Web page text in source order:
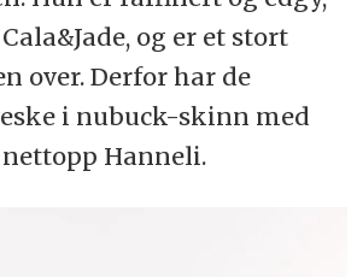
og er et stort
over. Derfor har de
i nubuck-skinn med
Hanneli.